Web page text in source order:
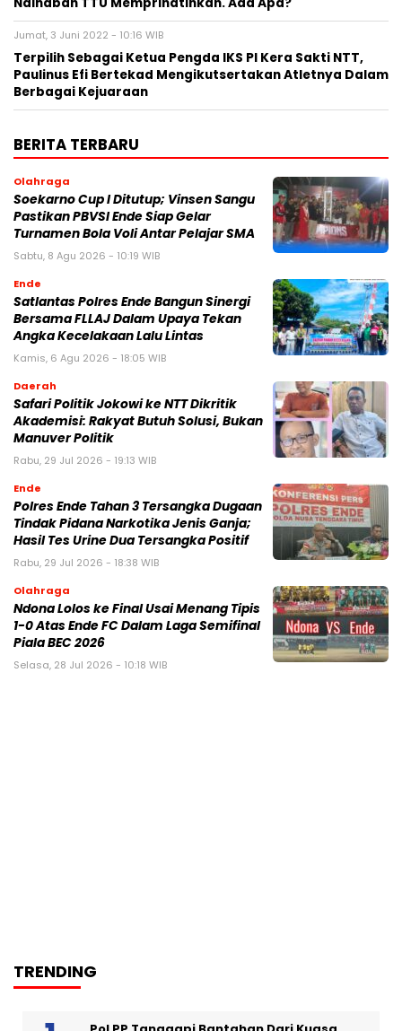
Nainaban TTU Memprihatinkan. Ada Apa?
Jumat, 3 Juni 2022 - 10:16 WIB
Terpilih Sebagai Ketua Pengda IKS PI Kera Sakti NTT,
Paulinus Efi Bertekad Mengikutsertakan Atletnya Dalam
Berbagai Kejuaraan
BERITA TERBARU
Olahraga
Soekarno Cup I Ditutup; Vinsen Sangu
Pastikan PBVSI Ende Siap Gelar
Turnamen Bola Voli Antar Pelajar SMA
Sabtu, 8 Agu 2026 - 10:19 WIB
Ende
Satlantas Polres Ende Bangun Sinergi
Bersama FLLAJ Dalam Upaya Tekan
Angka Kecelakaan Lalu Lintas
Kamis, 6 Agu 2026 - 18:05 WIB
Daerah
Safari Politik Jokowi ke NTT Dikritik
Akademisi: Rakyat Butuh Solusi, Bukan
Manuver Politik
Rabu, 29 Jul 2026 - 19:13 WIB
Ende
Polres Ende Tahan 3 Tersangka Dugaan
Tindak Pidana Narkotika Jenis Ganja;
Hasil Tes Urine Dua Tersangka Positif
Rabu, 29 Jul 2026 - 18:38 WIB
Olahraga
Ndona Lolos ke Final Usai Menang Tipis
1-0 Atas Ende FC Dalam Laga Semifinal
Piala BEC 2026
Selasa, 28 Jul 2026 - 10:18 WIB
TRENDING